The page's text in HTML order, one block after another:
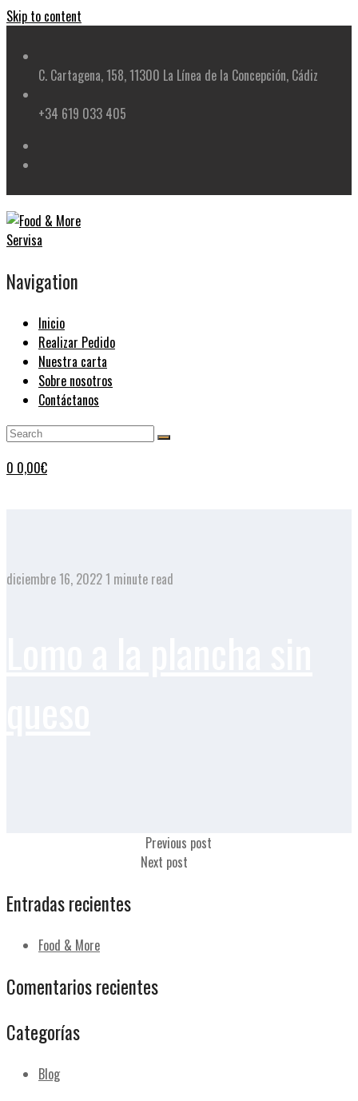
Skip to content
C. Cartagena, 158, 11300 La Línea de la Concepción, Cádiz
+34 619 033 405
Navigation
Inicio
Realizar Pedido
Nuestra carta
Sobre nosotros
Contáctanos
0 0,00€
diciembre 16, 2022 1 minute read
Previous post
Next post
Entradas recientes
Food & More
Comentarios recientes
Categorías
Blog